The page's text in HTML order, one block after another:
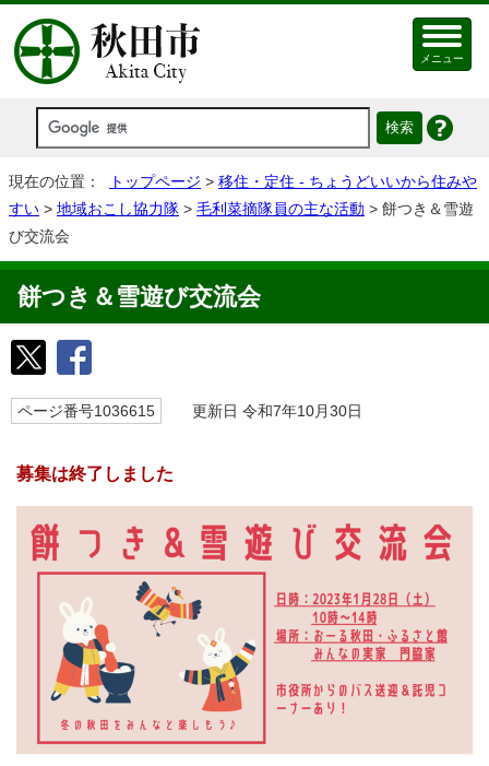
メニュー
現在の位置： トップページ > 移住・定住 - ちょうどいいから住みや
すい > 地域おこし協力隊 > 毛利菜摘隊員の主な活動 > 餅つき＆雪遊
び交流会
餅つき＆雪遊び交流会
ページ番号1036615 更新日 令和7年10月30日
募集は終了しました